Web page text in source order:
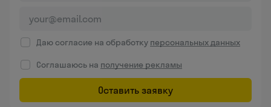
Даю согласие на обработку персональных данных
Соглашаюсь на получение рекламы
Оставить заявку